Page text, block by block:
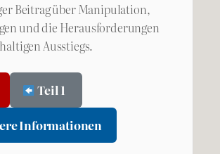
Beitrag über Manipulation,
und die Herausforderungen
Ausstiegs.
Teil 1
Informationen